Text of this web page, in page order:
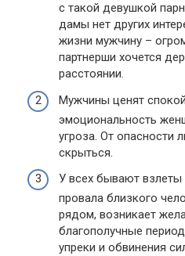
с такой девушкой
дамы нет других
жизни мужчину –
партнерши хочется
расстоянии.
Мужчины ценят
эмоциональность
угроза. От опасности
скрыться.
У всех бывают взлеты
провала близкого
рядом, возникает
благополучные
упреки и обвинения